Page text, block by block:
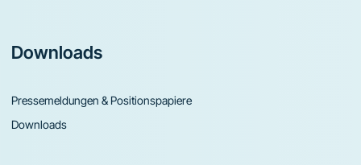
Downloads
Pressemeldungen & Positionspapiere
Downloads